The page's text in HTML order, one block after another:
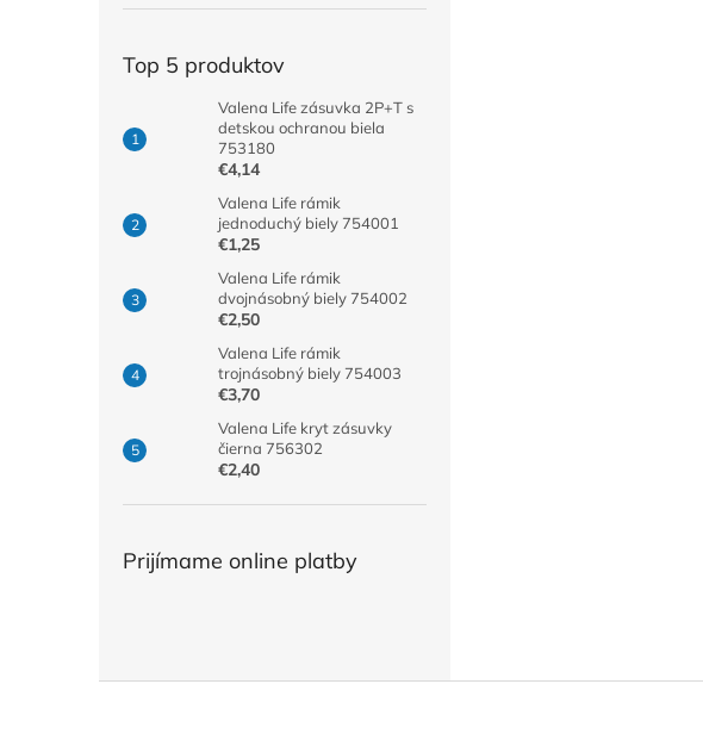
Top 5 produktov
Valena Life zásuvka 2P+T s
detskou ochranou biela
753180
€4,14
Valena Life rámik
jednoduchý biely 754001
€1,25
Valena Life rámik
dvojnásobný biely 754002
€2,50
Valena Life rámik
trojnásobný biely 754003
€3,70
Valena Life kryt zásuvky
čierna 756302
€2,40
Prijímame online platby